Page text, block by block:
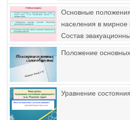
Основные
населения в
Состав
Положение
Уравнение